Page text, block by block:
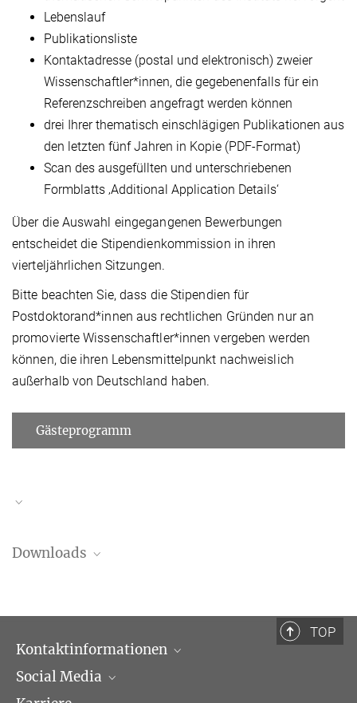
Lebenslauf
Publikationsliste
Kontaktadresse (postal und elektronisch) zweier
Wissenschaftler*innen, die gegebenenfalls für ein
Referenzschreiben angefragt werden können
drei Ihrer thematisch einschlägigen Publikationen aus
den letzten fünf Jahren in Kopie (PDF-Format)
Scan des ausgefüllten und unterschriebenen
Formblatts ‚Additional Application Details‘
Über die Auswahl eingegangenen Bewerbungen
entscheidet die Stipendienkommission in ihren
vierteljährlichen Sitzungen.
Bitte beachten Sie, dass die Stipendien für
Postdoktorand*innen aus rechtlichen Gründen nur an
promovierte Wissenschaftler*innen vergeben werden
können, die ihren Lebensmittelpunkt nachweislich
außerhalb von Deutschland haben.
Gästeprogramm
Downloads
Hinweise Bewerbungsverfahren Postdoktoranden
68.95 kB
Jetzt online bewerben!
TOP
Kontaktinformationen
Öffnungszeiten & Anfahrt
Social Media